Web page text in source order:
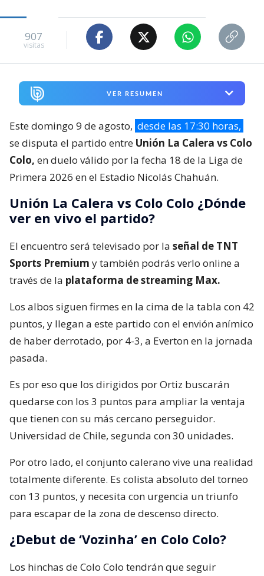
907
visitas
VER RESUMEN
Este domingo 9 de agosto, desde las 17:30 horas,
se disputa el partido entre Unión La Calera vs Colo
Colo, en duelo válido por la fecha 18 de la Liga de
Primera 2026 en el Estadio Nicolás Chahuán.
Unión La Calera vs Colo Colo ¿Dónde
ver en vivo el partido?
El encuentro será televisado por la señal de TNT
Sports Premium y también podrás verlo online a
través de la plataforma de streaming Max.
Los albos siguen firmes en la cima de la tabla con 42
puntos, y llegan a este partido con el envión anímico
de haber derrotado, por 4-3, a Everton en la jornada
pasada.
Es por eso que los dirigidos por Ortiz buscarán
quedarse con los 3 puntos para ampliar la ventaja
que tienen con su más cercano perseguidor.
Universidad de Chile, segunda con 30 unidades.
Por otro lado, el conjunto calerano vive una realidad
totalmente diferente. Es colista absoluto del torneo
con 13 puntos, y necesita con urgencia un triunfo
para escapar de la zona de descenso directo.
¿Debut de ‘Vozinha’ en Colo Colo?
Los hinchas de Colo Colo tendrán que seguir